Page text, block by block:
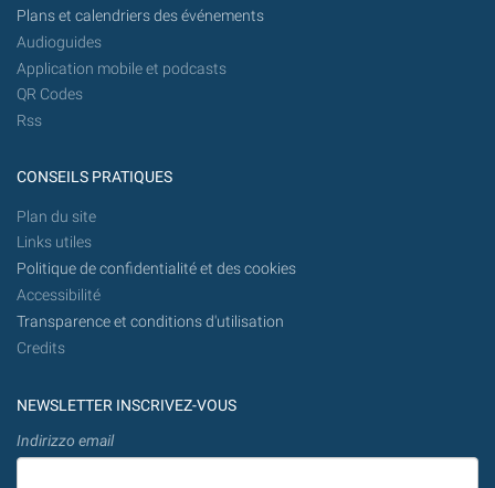
Plans et calendriers des événements
Audioguides
Application mobile et podcasts
QR Codes
Rss
CONSEILS PRATIQUES
Plan du site
Links utiles
Politique de confidentialité et des cookies
Accessibilité
Transparence et conditions d'utilisation
Credits
NEWSLETTER INSCRIVEZ-VOUS
Indirizzo email